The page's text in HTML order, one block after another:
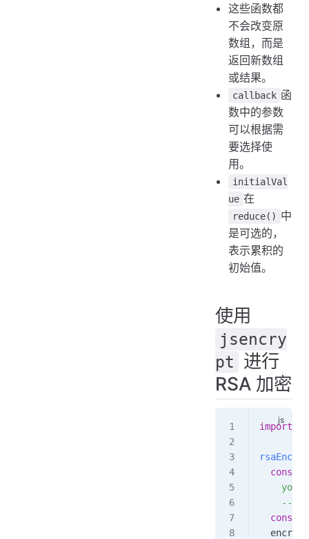
这些函数都
不会改变原
数组，而是
返回新数组
或结果。
callback 函
数中的参数
可以根据需
要选择使
用。
initialVal
ue 在
reduce() 中
是可选的，
表示累积的
初始值。
使用
jsencry
pt
进行
RSA 加密
import
  const
your
  const